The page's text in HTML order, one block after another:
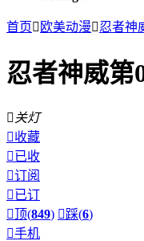
首页 欧美动漫忍者神
忍者神威第
 关灯
收藏
已收
订阅
已订
顶(849) 踩(6)
手机